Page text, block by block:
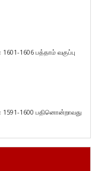
1606 பத்தாம் வகுப்பு
1600 பதினொன்றாவது